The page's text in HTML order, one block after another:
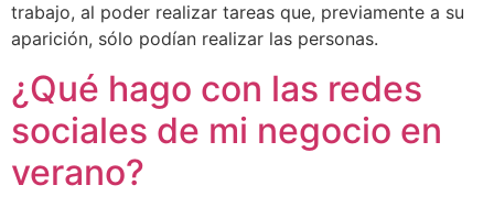
trabajo, al poder realizar tareas que, previamente a su
aparición, sólo podían realizar las personas.
¿Qué hago con las redes
sociales de mi negocio en
verano?